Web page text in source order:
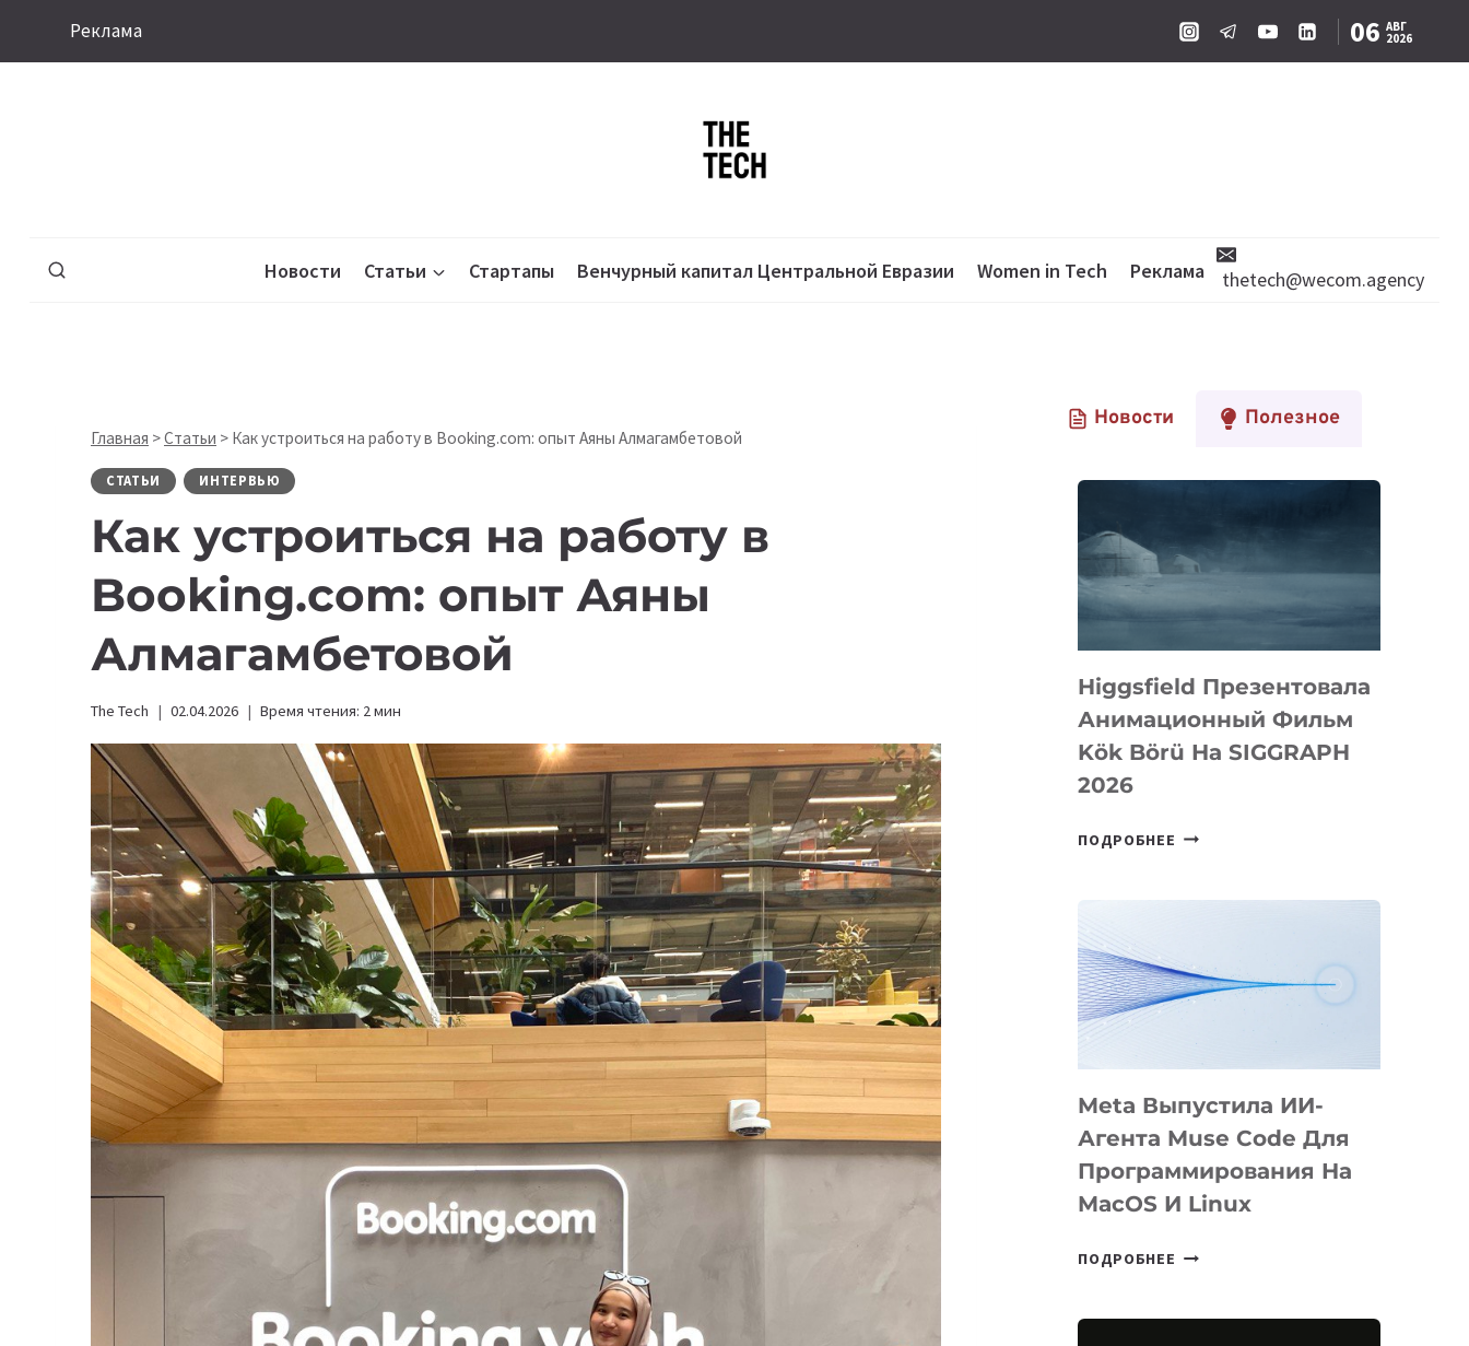
Реклама 06 АВГ
2026
Новости Статьи Стартапы Венчурный капитал Центральной Евразии Women in Tech Реклама thetech@wecom.agency
Главная >Статьи > Как устроиться на работу в Booking.com: опыт Аяны Алмагамбетовой
СТАТЬИ ИНТЕРВЬЮ
Как устроиться на работу в
Booking.com: опыт Аяны
Алмагамбетовой
The Tech 02.04.2026 Время чтения: 2мин
Новости Полезное
Higgsfield Презентовала
Анимационный Фильм
Kök Börü На SIGGRAPH
2026
ПОДРОБНЕЕ HIGGSFIELD
BÖRÜ
НА
Meta Выпустила ИИ-
Агента Muse Code Для
Программирования На
MacOS И Linux
ПОДРОБНЕЕ META